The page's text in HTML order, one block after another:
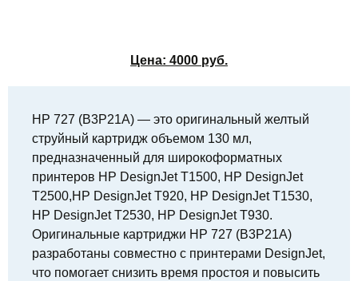
Цена: 4000 руб.
HP 727 (B3P21A) — это оригинальный желтый
струйный картридж объемом 130 мл,
предназначенный для широкоформатных
принтеров HP DesignJet T1500, HP DesignJet
T2500,HP DesignJet T920, HP DesignJet T1530,
HP DesignJet T2530, HP DesignJet T930.
Оригинальные картриджи HP 727 (B3P21A)
разработаны совместно с принтерами DesignJet,
что помогает снизить время простоя и повысить